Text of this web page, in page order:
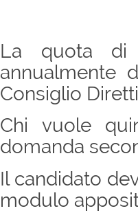
La quota di
annualmente
Consiglio
Chi vuole
domanda
Il candidato
modulo